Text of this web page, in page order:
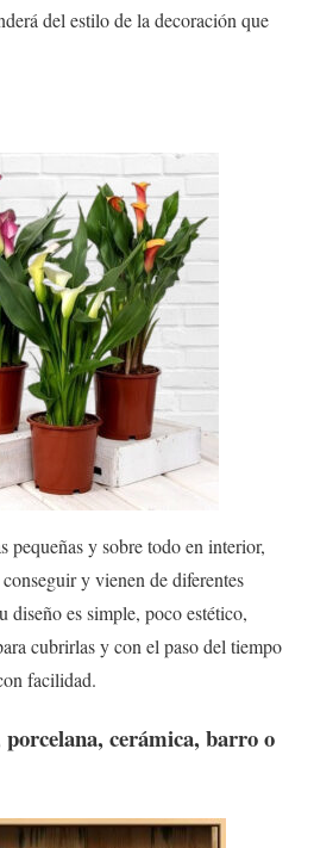
del estilo de la decoración que
pequeñas y sobre todo en interior,
y vienen de diferentes
diseño es simple, poco estético,
cubrirlas y con el paso del tiempo
facilidad.
cerámica, barro o